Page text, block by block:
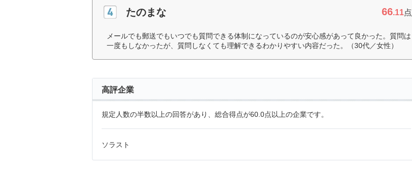
たのまな 66.11点
メールでも郵送でもいつでも質問できる体制になっているのが安心感があって良かった。質問は
一度もしなかったが、質問しなくても理解できるわかりやすい内容だった。（30代／女性）
高評企業
規定人数の半数以上の回答があり、総合得点が60.0点以上の企業です。
ソラスト